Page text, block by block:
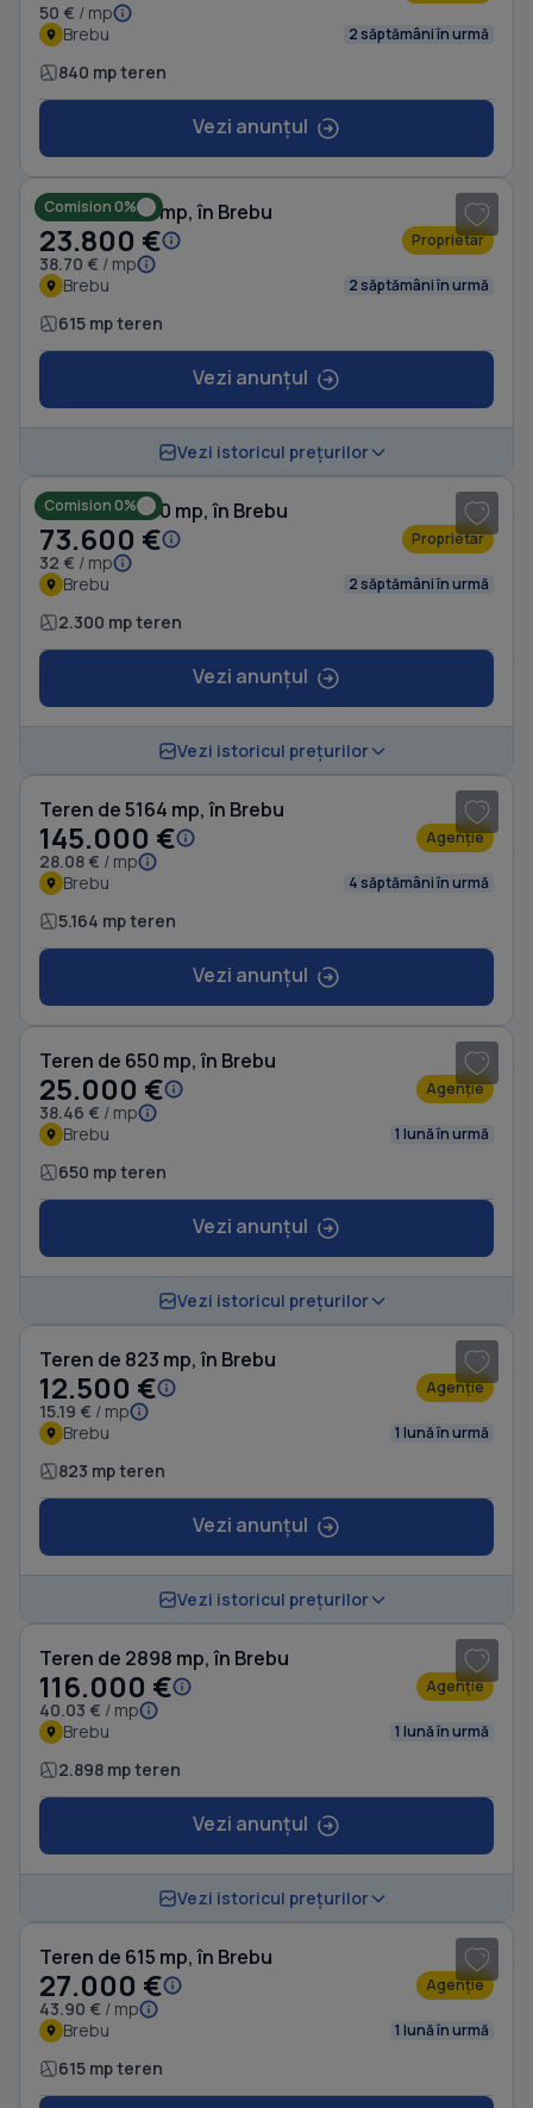
50 € / mp
Brebu
2 săptămâni în urmă
840 mp teren
Vezi anunțul
Comision 0%
Teren de 615 mp, în Brebu
23.800 €
38.70 € / mp
Proprietar
Brebu 2 săptămâni în urmă
615 mp teren
Vezi anunțul
Vezi istoricul prețurilor
Comision 0%
Teren de 2300 mp, în Brebu
73.600 €
32 € / mp
Proprietar
Brebu 2 săptămâni în urmă
2.300 mp teren
Vezi anunțul
Vezi istoricul prețurilor
Teren de 5164 mp, în Brebu
145.000 €
28.08 € / mp
Agenție
Brebu 4 săptămâni în urmă
5.164 mp teren
Vezi anunțul
Teren de 650 mp, în Brebu
25.000 €
38.46 € / mp
Agenție
Brebu 1 lună în urmă
650 mp teren
Vezi anunțul
Vezi istoricul prețurilor
Teren de 823 mp, în Brebu
12.500 €
15.19 € / mp
Agenție
Brebu 1 lună în urmă
823 mp teren
Vezi anunțul
Vezi istoricul prețurilor
Teren de 2898 mp, în Brebu
116.000 €
40.03 € / mp
Agenție
Brebu 1 lună în urmă
2.898 mp teren
Vezi anunțul
Vezi istoricul prețurilor
Teren de 615 mp, în Brebu
27.000 €
43.90 € / mp
Agenție
Brebu 1 lună în urmă
615 mp teren